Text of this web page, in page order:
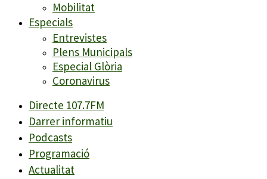
Mobilitat
Especials
Entrevistes
Plens Municipals
Especial Glòria
Coronavirus
Directe 107.7FM
Darrer informatiu
Podcasts
Programació
Actualitat